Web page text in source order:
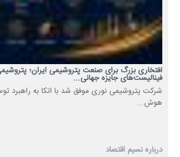
افتخاری بزرگ برای صنعت پتروشیمی ایران؛
فینالیست‌های جایزه جهانی...
شرکت پتروشیمی نوری موفق شد با اتکا به راهبرد
هوش...
درباره نسیم اقتصاد